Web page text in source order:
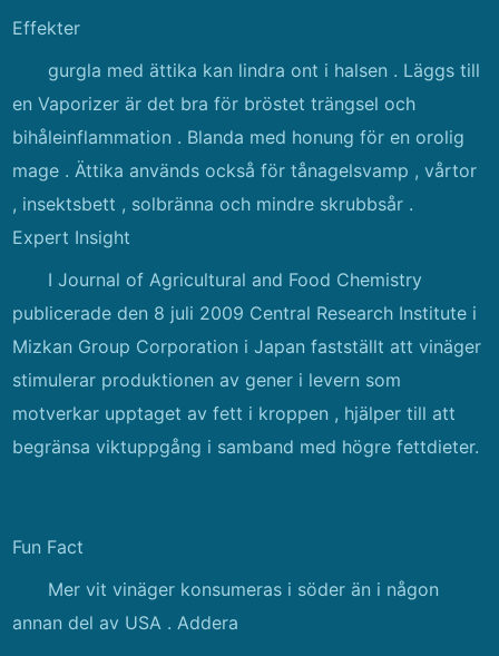
Effekter
gurgla med ättika kan lindra ont i halsen . Läggs till
en Vaporizer är det bra för bröstet trängsel och
bihåleinflammation . Blanda med honung för en orolig
mage . Ättika används också för tånagelsvamp , vårtor
, insektsbett , solbränna och mindre skrubbsår .
Expert Insight
I Journal of Agricultural and Food Chemistry
publicerade den 8 juli 2009 Central Research Institute i
Mizkan Group Corporation i Japan fastställt att vinäger
stimulerar produktionen av gener i levern som
motverkar upptaget av fett i kroppen , hjälper till att
begränsa viktuppgång i samband med högre fettdieter.
Fun Fact
Mer vit vinäger konsumeras i söder än i någon
annan del av USA . Addera